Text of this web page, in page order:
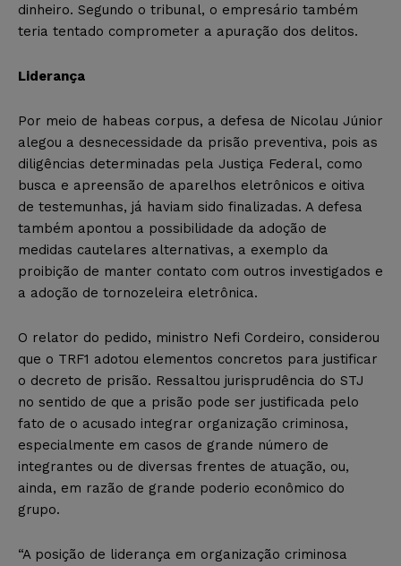
dinheiro. Segundo o tribunal, o empresário também
teria tentado comprometer a apuração dos delitos.
Liderança
Por meio de habeas corpus, a defesa de Nicolau Júnior
alegou a desnecessidade da prisão preventiva, pois as
diligências determinadas pela Justiça Federal, como
busca e apreensão de aparelhos eletrônicos e oitiva
de testemunhas, já haviam sido finalizadas. A defesa
também apontou a possibilidade da adoção de
medidas cautelares alternativas, a exemplo da
proibição de manter contato com outros investigados e
a adoção de tornozeleira eletrônica.
O relator do pedido, ministro Nefi Cordeiro, considerou
que o TRF1 adotou elementos concretos para justificar
o decreto de prisão. Ressaltou jurisprudência do STJ
no sentido de que a prisão pode ser justificada pelo
fato de o acusado integrar organização criminosa,
especialmente em casos de grande número de
integrantes ou de diversas frentes de atuação, ou,
ainda, em razão de grande poderio econômico do
grupo.
“A posição de liderança em organização criminosa